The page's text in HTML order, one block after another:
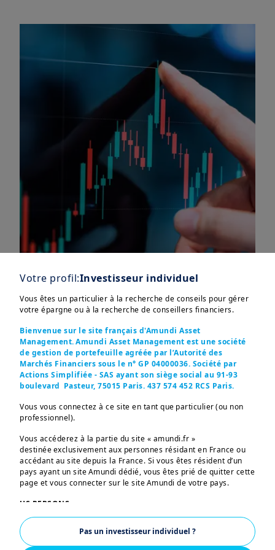
Votre profil:Investisseur individuel
Vous êtes un particulier à la recherche de conseils pour gérer
votre épargne ou à la recherche de conseillers financiers.
Bienvenue sur le site français d'Amundi Asset
Management. Amundi Asset Management est une société
de gestion de portefeuille agréée par l’Autorité des
Marchés Financiers sous le n° GP 04000036. Société par
Actions Simplifiée - SAS ayant son siège social au 91-93
boulevard Pasteur, 75015 Paris. 437 574 452 RCS Paris.
Vous vous connectez à ce site en tant que particulier (ou non
professionnel).
Vous accéderez à la partie du site « amundi.fr »
destinée exclusivement aux personnes résidant en France ou
accédant au site depuis la France. Si vous êtes résident d’un
pays ayant un site Amundi dédié, vous êtes prié de quitter cette
page et vous connecter sur le site Amundi de votre pays.
US PERSONS:
Les informations figurant sur ce site ne s’adressent pas aux
ressortissants et citoyens des Etats-Unis d’Amérique ou aux
«U.S. Persons», telle que cette expression est définie par la
Pas un investisseur individuel ?
Entre ambitions
spatiales et réalité
terrestre